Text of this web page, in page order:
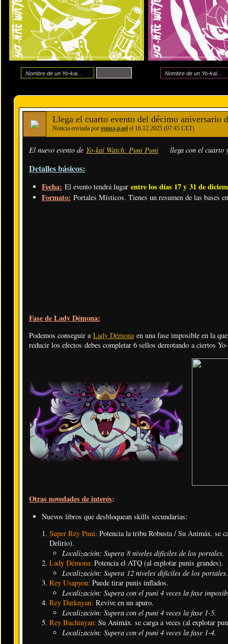
Llega el cuarto evento del décimo aniversario
Noticia enviada por ɐɯuǝ-pɹol el 16.12.2025 (07:45 CET)
El nuevo evento de Yo-kai Watch: Puni Puni llega con el cuarto
Detalles básicos:
Fecha: El evento tendrá lugar entre los días 17 y 31 de
Formato: Portales Místicos. Tienes un resumen de las bases
Fase de Lady Démona:
Podemos conseguir a Lady Démonaen una fase imposible en la
reducir los efectos debes completar 6 sellos derrotando a ciertos
Otras novedades de interés:
Nuevos libros que desbloquean skills secundarias:
Super Rey Puni: Potencia la tribu Robusta / Su Animáx. se
Delirio).
Localización: Supera 8 niveles difíciles de los portales.
Lady Démona: Potencia el ATQ (al explotar punis grandes).
Localización: Supera 12 niveles difíciles de los portales.
Rey Usapyon: Puede tirar punis inflados.
Localización: Supera con el puni 4 veces la fase
Rey Darknyan: Revive en un apuro.
Localización: Supera con el puni 4 veces la fase 1-5.
Rey Buchinyan: Su Animáx. se carga a veces (al explotar
Localización: Supera con el puni 4 veces la fase 1-4.